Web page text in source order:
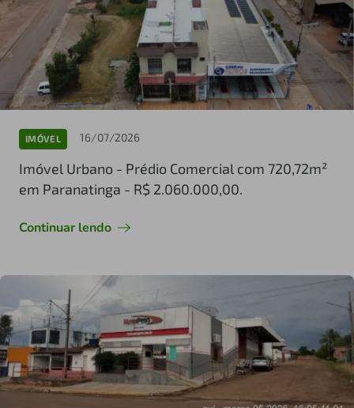
IMÓVEL 16/07/2026
Imóvel Urbano - Prédio Comercial com 720,72m²
em Paranatinga - R$ 2.060.000,00.
Continuar lendo